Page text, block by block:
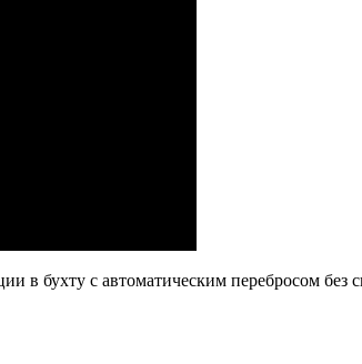
в бухту с автоматическим перебросом без